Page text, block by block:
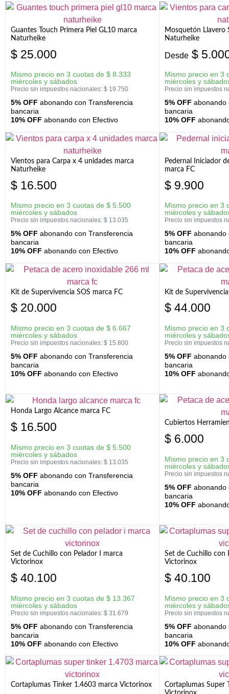
Guantes Touch Primera Piel GL10 marca
Naturheike
$ 25.000
Mismo precio en 3 cuotas de $ 8.333
miércoles y sábados
Precio sin impuestos nacionales: $ 19.750
5% OFF abonando con Transferencia
bancaria
10% OFF abonando con Efectivo
Mosquetón Llavero
Naturheike
Desde $
Mismo precio en 3
miércoles y
Precio sin impuestos
5% OFF abonando
bancaria
10% OFF
Vientos para Carpa x 4 unidades marca
Naturheike
$ 16.500
Mismo precio en 3 cuotas de $ 5.500
miércoles y sábados
Precio sin impuestos nacionales: $ 13.035
5% OFF abonando con Transferencia
bancaria
10% OFF abonando con Efectivo
Pedernal Iniciador
marca FC
$ 9.900
Mismo precio en 3
miércoles y
Precio sin impuestos
5% OFF abonando
bancaria
10% OFF
Kit de Supervivencia SOS marca FC
$ 20.000
Mismo precio en 3 cuotas de $ 6.667
miércoles y sábados
Precio sin impuestos nacionales: $ 15.800
5% OFF abonando con Transferencia
bancaria
10% OFF abonando con Efectivo
Kit de
$ 44.000
Mismo precio en 3
miércoles y
Precio sin impuestos
5% OFF abonando
bancaria
10% OFF
Honda Largo Alcance marca FC
$ 16.500
Mismo precio en 3 cuotas de $ 5.500
miércoles y sábados
Precio sin impuestos nacionales: $ 13.035
5% OFF abonando con Transferencia
bancaria
10% OFF abonando con Efectivo
Cubiertos
$ 6.000
Mismo precio en 3
miércoles y
Precio sin impuestos
5% OFF abonando
bancaria
10% OFF
Set de Cuchillo con Pelador I marca
Victorinox
$ 40.100
Mismo precio en 3 cuotas de $ 13.367
miércoles y sábados
Precio sin impuestos nacionales: $ 31.679
5% OFF abonando con Transferencia
bancaria
10% OFF abonando con Efectivo
Set de Cuchillo con
Victorinox
$ 40.100
Mismo precio en 3
miércoles y
Precio sin impuestos
5% OFF abonando
bancaria
10% OFF
Cortaplumas Tinker 1.4603 marca Victorinox
Cortaplumas Super